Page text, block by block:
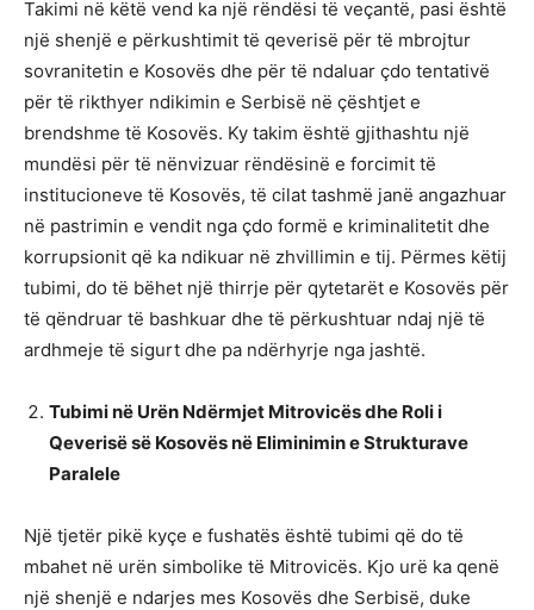
Takimi në këtë vend ka një rëndësi të veçantë, pasi është
një shenjë e përkushtimit të qeverisë për të mbrojtur
sovranitetin e Kosovës dhe për të ndaluar çdo tentativë
për të rikthyer ndikimin e Serbisë në çështjet e
brendshme të Kosovës. Ky takim është gjithashtu një
mundësi për të nënvizuar rëndësinë e forcimit të
institucioneve të Kosovës, të cilat tashmë janë angazhuar
në pastrimin e vendit nga çdo formë e kriminalitetit dhe
korrupsionit që ka ndikuar në zhvillimin e tij. Përmes këtij
tubimi, do të bëhet një thirrje për qytetarët e Kosovës për
të qëndruar të bashkuar dhe të përkushtuar ndaj një të
ardhmeje të sigurt dhe pa ndërhyrje nga jashtë.
Tubimi në Urën Ndërmjet Mitrovicës dhe Roli i
Qeverisë së Kosovës në Eliminimin e Strukturave
Paralele
Një tjetër pikë kyçe e fushatës është tubimi që do të
mbahet në urën simbolike të Mitrovicës. Kjo urë ka qenë
një shenjë e ndarjes mes Kosovës dhe Serbisë, duke